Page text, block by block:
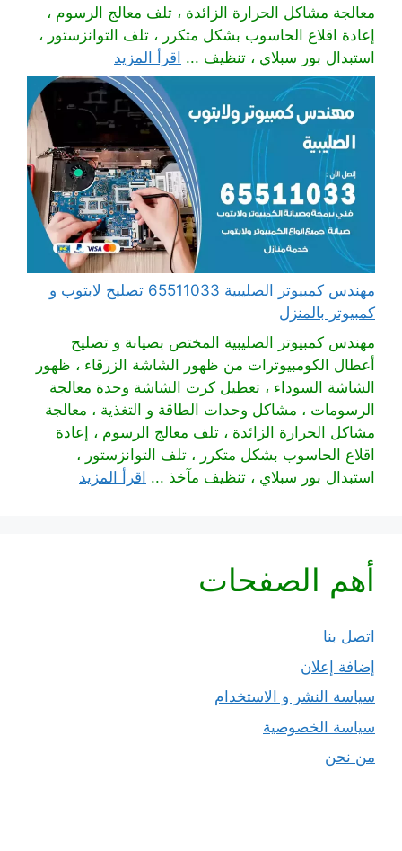
معالجة مشاكل الحرارة الزائدة ، تلف معالج الرسوم ،
إعادة اقلاع الحاسوب بشكل متكرر ، تلف التوانزستور ،
استبدال بور سبلاي ، تنظيف ... اقرأ المزيد
مهندس كمبيوتر الصليبية 65511033 تصليح لابتوب و
كمبيوتر بالمنزل
مهندس كمبيوتر الصليبية المختص بصيانة و تصليح
أعطال الكومبيوترات من ظهور الشاشة الزرقاء ، ظهور
الشاشة السوداء ، تعطيل كرت الشاشة وحدة معالجة
الرسومات ، مشاكل وحدات الطاقة و التغذية ، معالجة
مشاكل الحرارة الزائدة ، تلف معالج الرسوم ، إعادة
اقلاع الحاسوب بشكل متكرر ، تلف التوانزستور ،
استبدال بور سبلاي ، تنظيف مآخذ ... اقرأ المزيد
أهم الصفحات
اتصل بنا
إضافة إعلان
سياسة النشر و الاستخدام
سياسة الخصوصية
من نحن